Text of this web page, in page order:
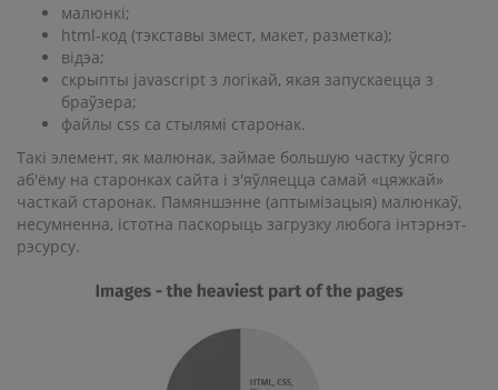
малюнкі;
html-код (тэкставы змест, макет, разметка);
відэа;
скрыпты javascript з логікай, якая запускаецца з
браўзера;
файлы css са стылямі старонак.
Такі элемент, як малюнак, займае большую частку ўсяго
аб'ёму на старонках сайта і з'яўляецца самай «цяжкай»
часткай старонак. Памяншэнне (аптымізацыя) малюнкаў,
несумненна, істотна паскорыць загрузку любога інтэрнэт-
рэсурсу.